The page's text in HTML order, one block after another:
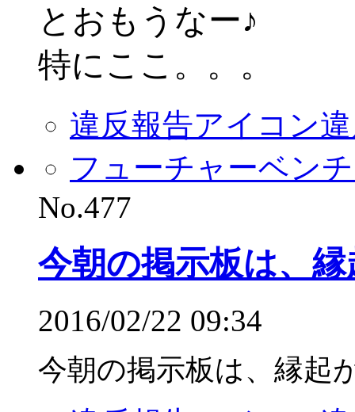
とおもうなー♪
特にここ。。。
違反報告アイコン
フューチャーベン
No.477
今朝の掲示板は、
2016/02/22 09:34
今朝の掲示板は、縁起